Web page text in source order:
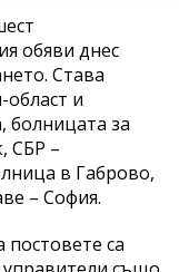
обяви днес
Става
и
болницата за
СБР –
в Габрово,
– София.
са